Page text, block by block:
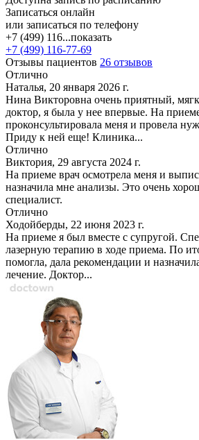
Записаться онлайн
или записаться по телефону
+7 (499) 116...показать
+7 (499) 116-77-69
Отзывы пациентов 26 отзывов
Отлично
Наталья, 20 января 2026 г.
Нина Викторовна очень приятный,
доктор, я была у нее впервые. На
проконсультировала меня и провела
Приду к ней еще! Клиника...
Отлично
Виктория, 29 августа 2024 г.
На приеме врач осмотрела меня и
назначила мне анализы. Это очень
специалист.
Отлично
Ходойберды, 22 июня 2023 г.
На приеме я был вместе с супругой.
лазерную терапию в ходе приема. По
помогла, дала рекомендации и
лечение. Доктор...